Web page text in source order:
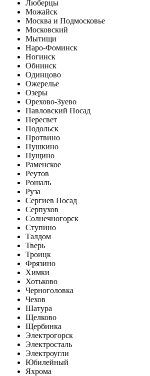
Люберцы
Можайск
Москва и Подмосковье
Московский
Мытищи
Наро-Фоминск
Ногинск
Обнинск
Одинцово
Ожерелье
Озеры
Орехово-Зуево
Павловский Посад
Пересвет
Подольск
Протвино
Пушкино
Пущино
Раменское
Реутов
Рошаль
Руза
Сергиев Посад
Серпухов
Солнечногорск
Ступино
Талдом
Тверь
Троицк
Фрязино
Химки
Хотьково
Черноголовка
Чехов
Шатура
Щелково
Щербинка
Электрогорск
Электросталь
Электроугли
Юбилейный
Яхрома